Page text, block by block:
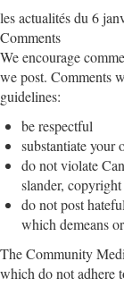
les actualités du 6
Comments
We encourage
we post. Comments
guidelines:
be respectful
substantiate your
do not violate
slander, copyright
do not post
which demeans
The Community
which do not adhere